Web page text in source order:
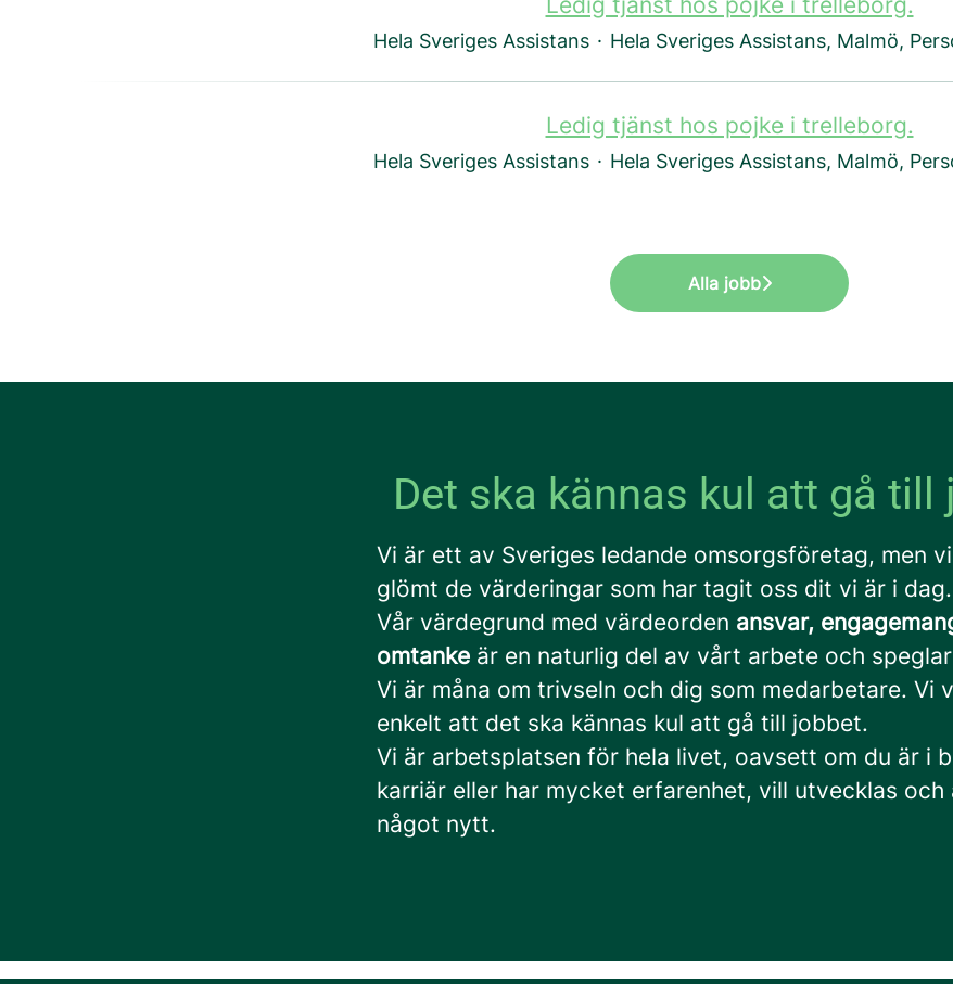
Hela Sveriges Assistans · Hela Sveriges Assistans, Malmö,
Ledig tjänst hos pojke i trelleborg.
Hela Sveriges Assistans · Hela Sveriges Assistans, Malmö,
Alla jobb
Det ska kännas kul att gå till
Vi är ett av Sveriges ledande omsorgsföretag, men
glömt de värderingar som har tagit oss dit vi är i dag.
Vår värdegrund med värdeorden ansvar,
omtanke är en naturlig del av vårt arbete och
Vi är måna om trivseln och dig som medarbetare. Vi
enkelt att det ska kännas kul att gå till jobbet.
Vi är arbetsplatsen för hela livet, oavsett om du är i
karriär eller har mycket erfarenhet, vill utvecklas och
något nytt.